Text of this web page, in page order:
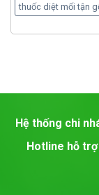
thuốc diệt mối tận
Hệ thống chi
Hotline hỗ